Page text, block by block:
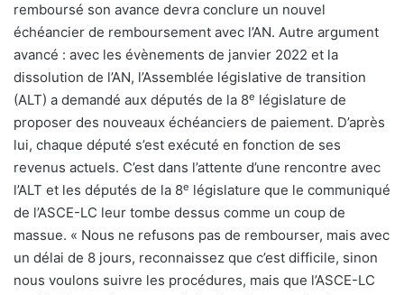
remboursé son avance devra conclure un nouvel
échéancier de remboursement avec l’AN. Autre argument
avancé : avec les évènements de janvier 2022 et la
dissolution de l’AN, l’Assemblée législative de transition
(ALT) a demandé aux députés de la 8e législature de
proposer des nouveaux échéanciers de paiement. D’après
lui, chaque député s’est exécuté en fonction de ses
revenus actuels. C’est dans l’attente d’une rencontre avec
l’ALT et les députés de la 8e législature que le communiqué
de l’ASCE-LC leur tombe dessus comme un coup de
massue. « Nous ne refusons pas de rembourser, mais avec
un délai de 8 jours, reconnaissez que c’est difficile, sinon
nous voulons suivre les procédures, mais que l’ASCE-LC